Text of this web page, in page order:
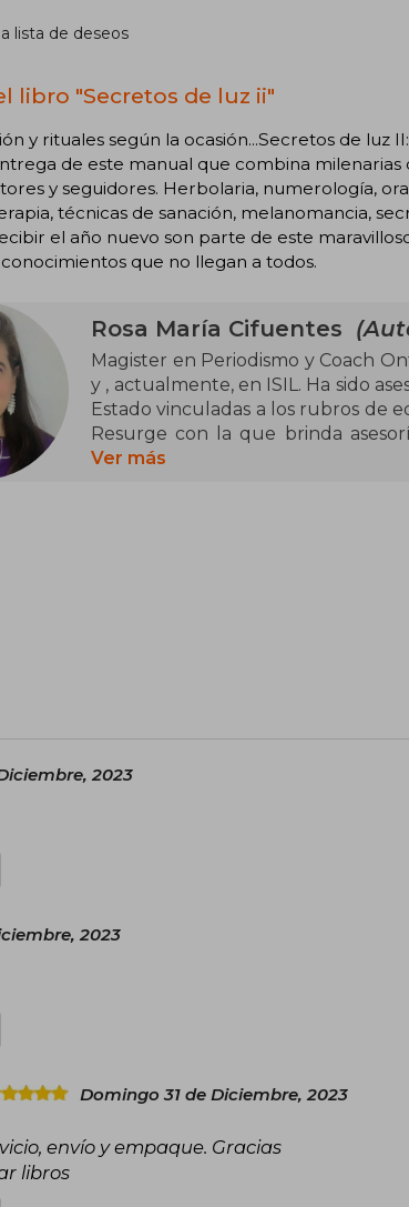
lista de deseos
libro "Secretos de luz ii"
y rituales según la ocasión...Secretos de luz
de este manual que combina milenarias
y seguidores. Herbolaria, numerología,
técnicas de sanación, melanomancia,
el año nuevo son parte de este
que no llegan a todos.
Rosa María Cifuentes
Magister en Periodismo y Coach
y , actualmente, en ISIL. Ha sido
Estado vinculadas a los rubros de
Resurge con la que brinda
países como Colombia, Chile,
Ver más
2023
2023
Domingo 31 de Diciembre, 2023
envío y empaque. Gracias
libros